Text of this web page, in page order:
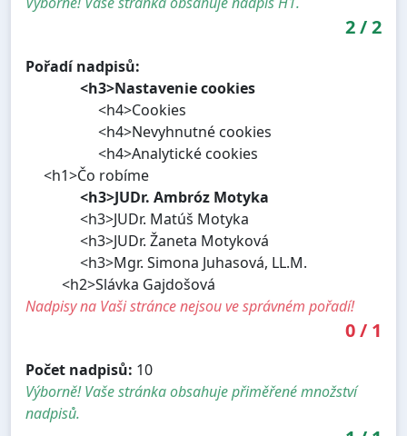
2/2
Pořadí nadpisů:
<h3>Nastavenie cookies
<h4>Cookies
<h4>Nevyhnutné cookies
<h4>Analytické cookies
<h1>Čo robíme
<h3>JUDr. Ambróz Motyka
<h3>JUDr. Matúš Motyka
<h3>JUDr. Žaneta Motyková
<h3>Mgr. Simona Juhasová, LL.M.
<h2>Slávka Gajdošová
Nadpisy na Vaši stránce nejsou ve správném pořadí!
0/ 1
Počet nadpisů: 10
Výborně! Vaše stránka obsahuje přiměřené množství
nadpisů.